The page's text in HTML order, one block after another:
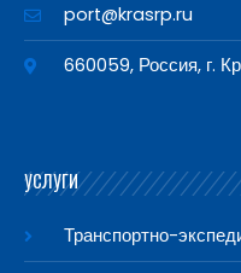
port@krasrp.ru
660059, Россия, г.
УСЛУГИ
Транспортно-